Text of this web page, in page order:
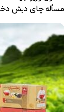
مسأله چای دبش